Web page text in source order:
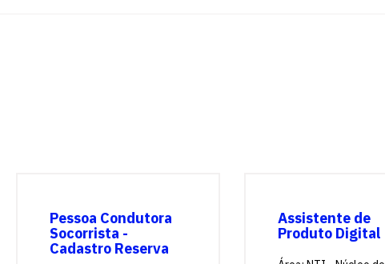
Pessoa Condutora
Socorrista -
Cadastro Reserva
Assistente de
Produto Digital